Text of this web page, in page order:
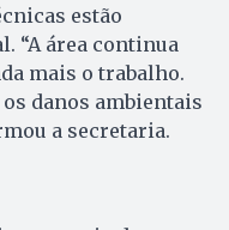
estão
“A área continua
mais o trabalho.
danos ambientais
a secretaria.